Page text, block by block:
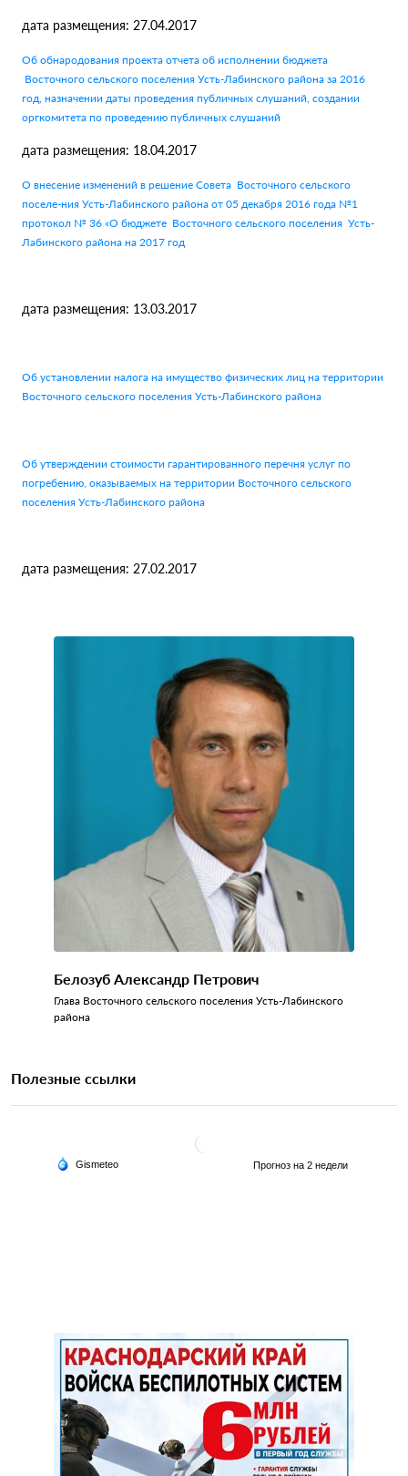
дата размещения: 27.04.2017
Об обнародования проекта отчета об исполнении бюджета
Восточного сельского поселения Усть-Лабинского района за 2016
год, назначении даты проведения публичных слушаний, создании
оргкомитета по проведению публичных слушаний
дата размещения: 18.04.2017
О внесение изменений в решение Совета Восточного сельского
поселе-ния Усть-Лабинского района от 05 декабря 2016 года №1
протокол № 36 «О бюджете Восточного сельского поселения Усть-
Лабинского района на 2017 год
дата размещения: 13.03.2017
Об установлении налога на имущество физических лиц на территории
Восточного сельского поселения Усть-Лабинского района
Об утверждении стоимости гарантированного перечня услуг по
погребению, оказываемых на территории Восточного сельского
поселения Усть-Лабинского района
дата размещения: 27.02.2017
Белозуб Александр Петрович
Глава Восточного сельского поселения Усть-Лабинского
района
Полезные ссылки